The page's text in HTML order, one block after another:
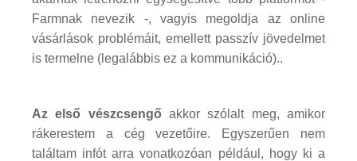
Farmnak nevezik -, vagyis megoldja az online
vásárlások problémáit, emellett passzív jövedelmet
is termelne (legalábbis ez a kommunikáció)..
Az első vészcsengő akkor szólalt meg, amikor
rákerestem a cég vezetőire. Egyszerűen nem
találtam infót arra vonatkozóan például, hogy ki a